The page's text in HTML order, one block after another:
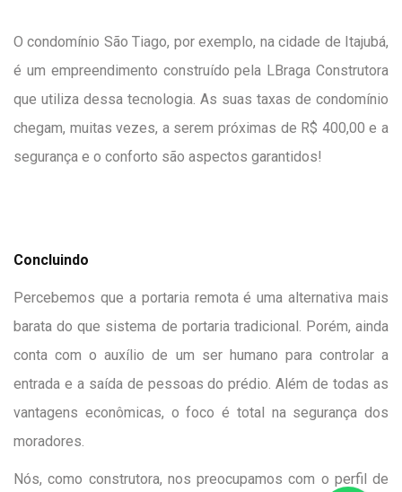
O condomínio São Tiago, por exemplo, na cidade de Itajubá,
é um empreendimento construído pela LBraga Construtora
que utiliza dessa tecnologia. As suas taxas de condomínio
chegam, muitas vezes, a serem próximas de R$ 400,00 e a
segurança e o conforto são aspectos garantidos!
Concluindo
Percebemos que a portaria remota é uma alternativa mais
barata do que sistema de portaria tradicional. Porém, ainda
conta com o auxílio de um ser humano para controlar a
entrada e a saída de pessoas do prédio. Além de todas as
vantagens econômicas, o foco é total na segurança dos
moradores.
Nós, como construtora, nos preocupamos com o perfil de